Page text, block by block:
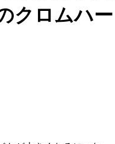
クロムハー